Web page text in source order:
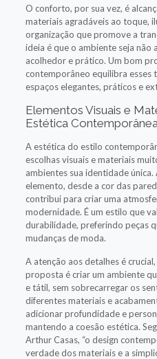
O conforto, por sua vez, é
materiais agradáveis ao toque,
organização que promove a
ideia é que o ambiente seja não
acolhedor e prático. Um bom
contemporâneo equilibra esses
espaços elegantes, práticos e
Elementos Visuais e
Estética Contemporânea
A estética do estilo
escolhas visuais e materiais
ambientes sua identidade
elemento, desde a cor das
contribui para criar uma
modernidade. É um estilo que
durabilidade, preferindo peças
mudanças de moda.
A atenção aos detalhes é
proposta é criar um ambiente
e tátil, sem sobrecarregar os
diferentes materiais e
adicionar profundidade e
mantendo a coesão estética.
Arthur Casas, “o design
verdade dos materiais e a